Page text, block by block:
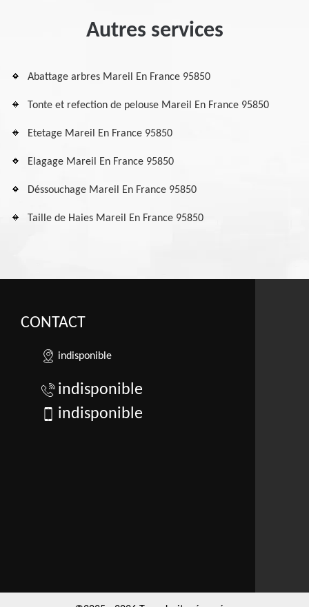
Autres services
Abattage arbres Mareil En France 95850
Tonte et refection de pelouse Mareil En France 95850
Etetage Mareil En France 95850
Elagage Mareil En France 95850
Déssouchage Mareil En France 95850
Taille de Haies Mareil En France 95850
CONTACT
indisponible
indisponible
indisponible